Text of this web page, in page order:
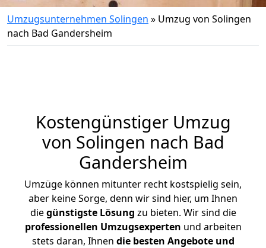
Umzugsunternehmen Solingen » Umzug von Solingen
nach Bad Gandersheim
Kostengünstiger Umzug
von Solingen nach Bad
Gandersheim
Umzüge können mitunter recht kostspielig sein,
aber keine Sorge, denn wir sind hier, um Ihnen
diegünstigste Lösung zu bieten. Wir sind die
professionellen Umzugsexperten und arbeiten
stets daran, Ihnen die besten Angebote und